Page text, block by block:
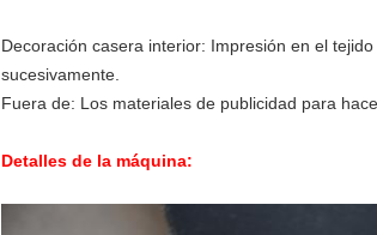
Decoración casera interior: Impresión en el
sucesivamente.
Fuera de: Los materiales de publicidad para
Detalles de la máquina: